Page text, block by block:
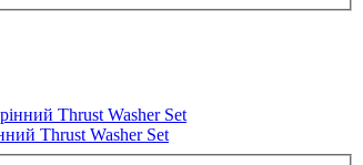
Thrust Washer Set